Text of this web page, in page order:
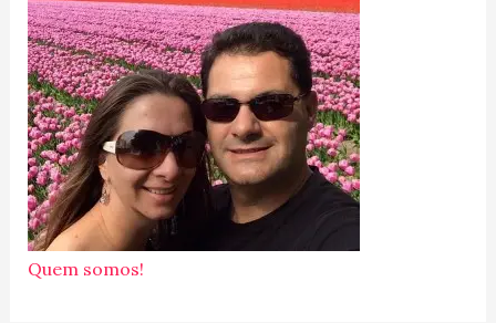
Quem somos!